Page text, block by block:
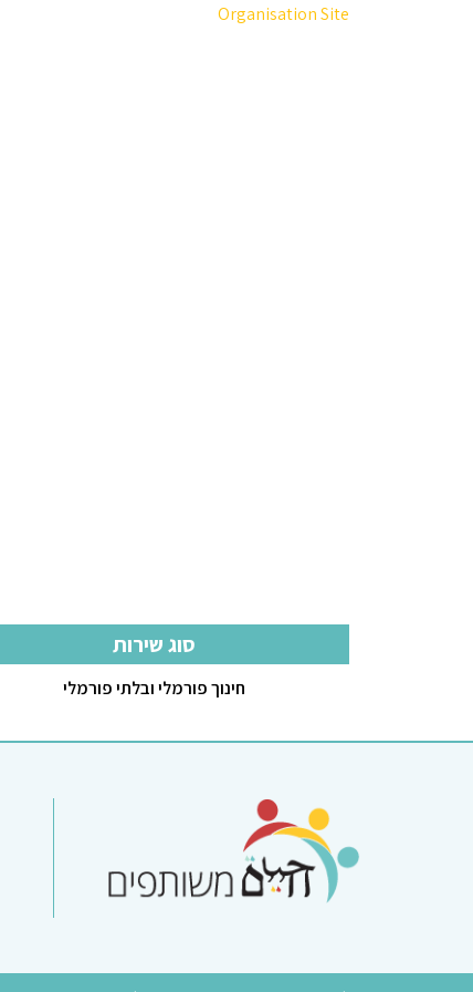
Organisation Site
סוג שירות
חינוך פורמלי ובלתי פורמלי